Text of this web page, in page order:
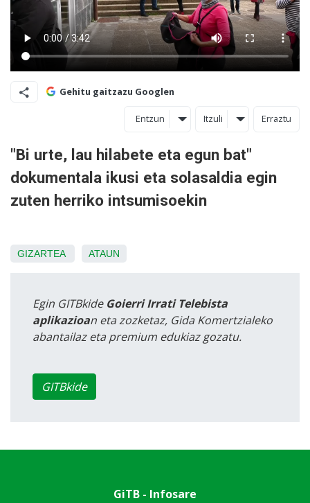
Gehitu gaitzazu Googlen
Entzun Itzuli Erraztu
"Bi urte, lau hilabete eta egun bat"
dokumentala ikusi eta solasaldia egin
zuten herriko intsumisoekin
GIZARTEA ATAUN
Egin GITBkide Goierri Irrati Telebista
aplikazioan eta zozketaz, Gida Komertzialeko
abantailaz eta premium edukiaz gozatu.
GITBkide
GiTB - Infosare